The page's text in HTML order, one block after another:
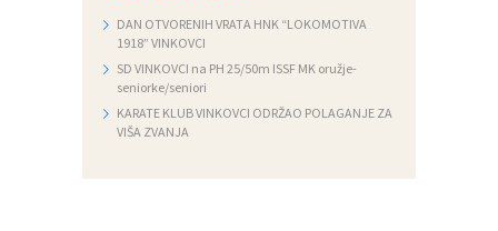
DAN OTVORENIH VRATA HNK “LOKOMOTIVA
1918” VINKOVCI
SD VINKOVCI na PH 25/50m ISSF MK oružje-
seniorke/seniori
KARATE KLUB VINKOVCI ODRŽAO POLAGANJE ZA
VIŠA ZVANJA